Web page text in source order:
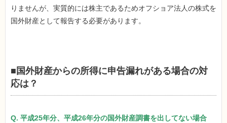
りませんが、実質的には株主であるためオフショア法人の株式を
国外財産として報告する必要があります。
■国外財産からの所得に申告漏れがある場合の対
応は？
Q. 平成25年分、平成26年分の国外財産調書を出してない場合